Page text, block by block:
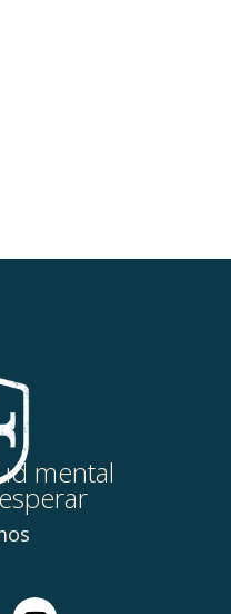
mental